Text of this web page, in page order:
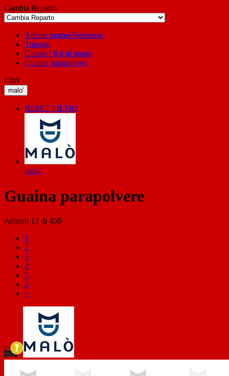
Cambia Reparto
Albero motore/Semiasse
Tripode
Giunto / Kit di giunti
Guaina parapolvere
Filtri
malo'
RESET FILTRI
malo'
Guaina parapolvere
Articoli 12 di 450
1
2
3
4
5
6
>